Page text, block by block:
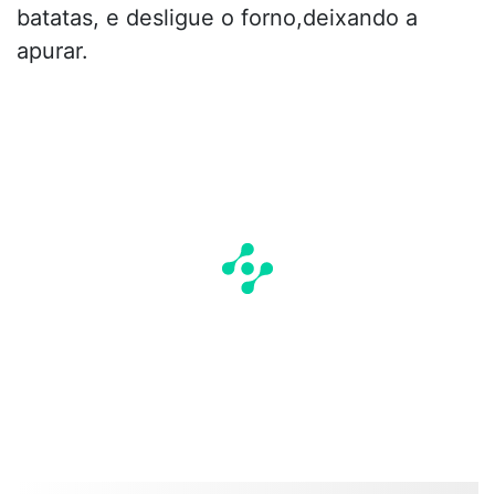
batatas, e desligue o forno,deixando a
apurar.